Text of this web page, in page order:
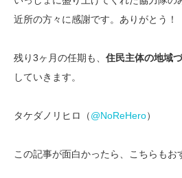
近所の方々に感謝です。ありがとう！
残り3ヶ月の任期も、 住民主体の地域
していきます。
タケダノリヒロ（@NoReHero）
この記事が面白かったら、こちらもお